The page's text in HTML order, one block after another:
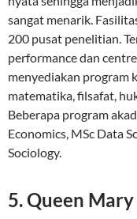
sangat menarik.
200 pusat penelitian.
performance dan
menyediakan program
matematika, filsafat,
Beberapa program
Economics, MSc Data
Sociology.
5. Queen